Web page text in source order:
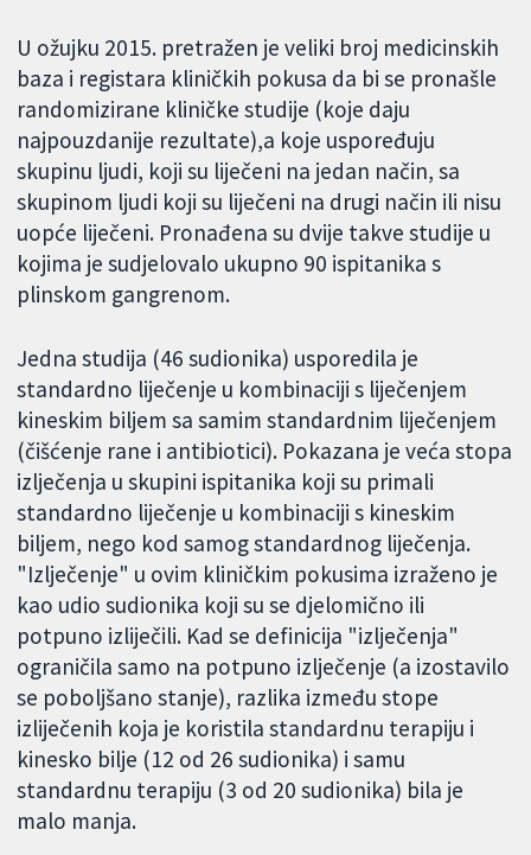
U ožujku 2015. pretražen je veliki broj medicinskih
baza i registara kliničkih pokusa da bi se pronašle
randomizirane kliničke studije (koje daju
najpouzdanije rezultate),a koje uspoređuju
skupinu ljudi, koji su liječeni na jedan način, sa
skupinom ljudi koji su liječeni na drugi način ili nisu
uopće liječeni. Pronađena su dvije takve studije u
kojima je sudjelovalo ukupno 90 ispitanika s
plinskom gangrenom.
Jedna studija (46 sudionika) usporedila je
standardno liječenje u kombinaciji s liječenjem
kineskim biljem sa samim standardnim liječenjem
(čišćenje rane i antibiotici). Pokazana je veća stopa
izlječenja u skupini ispitanika koji su primali
standardno liječenje u kombinaciji s kineskim
biljem, nego kod samog standardnog liječenja.
"Izlječenje" u ovim kliničkim pokusima izraženo je
kao udio sudionika koji su se djelomično ili
potpuno izliječili. Kad se definicija "izlječenja"
ograničila samo na potpuno izlječenje (a izostavilo
se poboljšano stanje), razlika između stope
izliječenih koja je koristila standardnu terapiju i
kinesko bilje (12 od 26 sudionika) i samu
standardnu terapiju (3 od 20 sudionika) bila je
malo manja.